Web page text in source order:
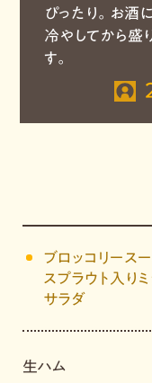
ぴったり。お酒
冷やしてから盛
す。
ブロッコリース
スプラウト入りミ
サラダ
生ハム